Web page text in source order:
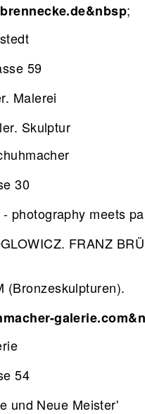
;
59
Malerei
Skulptur
30
- photography meets
FRANZ
(Bronzeskulpturen).
54
und Neue Meister'